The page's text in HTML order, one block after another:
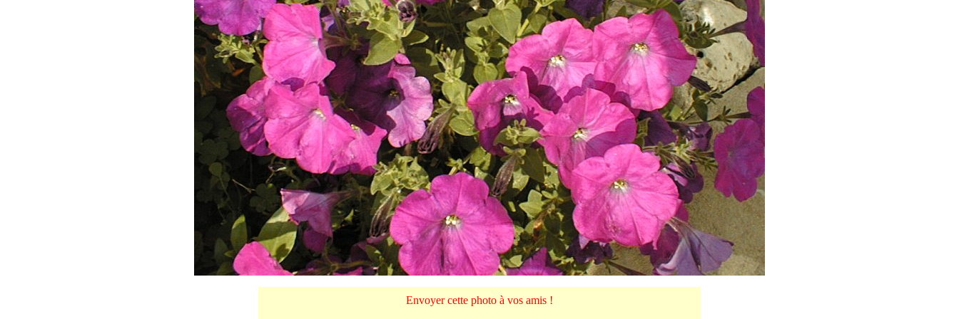
Envoyer cette photo à vos amis !